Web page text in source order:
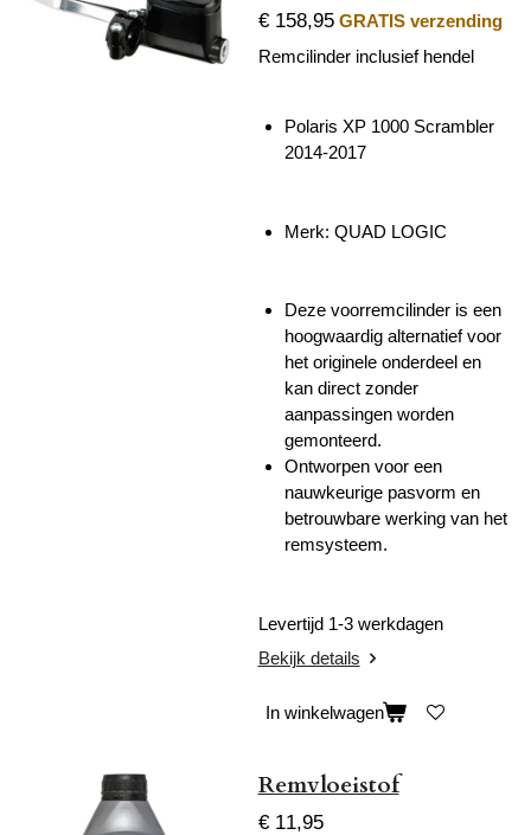
€ 158,95 GRATIS verzending
Remcilinder inclusief hendel
Polaris XP 1000 Scrambler
2014-2017
Merk: QUAD LOGIC
Deze voorremcilinder is een
hoogwaardig alternatief voor
het originele onderdeel en
kan direct zonder
aanpassingen worden
gemonteerd.
Ontworpen voor een
nauwkeurige pasvorm en
betrouwbare werking van het
remsysteem.
Levertijd 1-3 werkdagen
Bekijk details
In winkelwagen
Remvloeistof
€ 11,95